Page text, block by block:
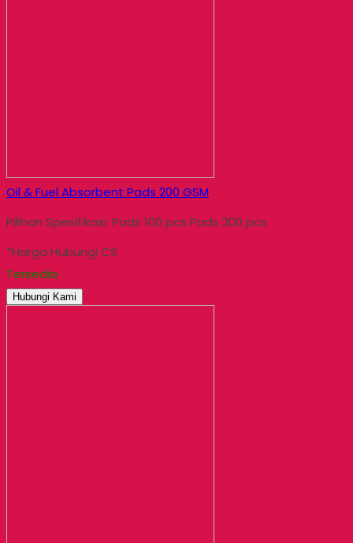
Oil & Fuel Absorbent Pads 200 GSM
Pilihan Spesifikasi: Pads 100 pcs Pads 200 pcs
*Harga Hubungi CS
Tersedia
Hubungi Kami